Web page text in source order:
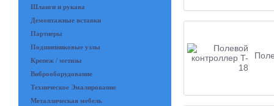
Шланги и рукава
Демонтажные вставки
Партнеры
Подшипниковые узлы
Крепеж / метизы
Виброоборудование
Техническое Эмалирование
Металлическая мебель